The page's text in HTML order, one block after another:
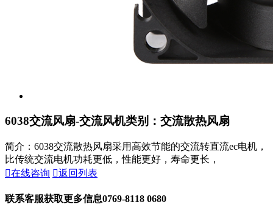
6038交流风扇-交流风机类别：交流散热风扇
简介：6038交流散热风扇采用高效节能的交流转直流ec电机，
比传统交流电机功耗更低，性能更好，寿命更长，
在线咨询 返回列表
联系客服获取更多信息0769-8118 0680